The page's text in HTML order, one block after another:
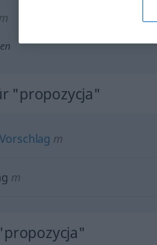
m
"propozycja"
Vorschlag m
m